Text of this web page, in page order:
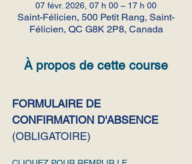
07 févr. 2026, 07 h 00 – 17 h 00
Saint-Félicien, 500 Petit Rang, Saint-
Félicien, QC G8K 2P8, Canada
À propos de cette course
FORMULAIRE DE
CONFIRMATION D'ABSENCE
(OBLIGATOIRE)